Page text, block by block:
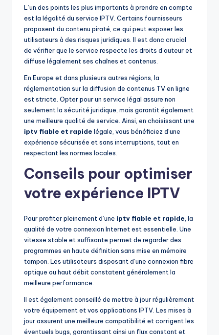
L’un des points les plus importants à prendre en compte
est la légalité du service IPTV. Certains fournisseurs
proposent du contenu piraté, ce qui peut exposer les
utilisateurs à des risques juridiques. Il est donc crucial
de vérifier que le service respecte les droits d’auteur et
diffuse légalement ses chaînes et contenus.
En Europe et dans plusieurs autres régions, la
réglementation sur la diffusion de contenus TV en ligne
est stricte. Opter pour un service légal assure non
seulement la sécurité juridique, mais garantit également
une meilleure qualité de service. Ainsi, en choisissant une
iptv fiable et rapide légale, vous bénéficiez d’une
expérience sécurisée et sans interruptions, tout en
respectant les normes locales.
Conseils pour optimiser
votre expérience IPTV
Pour profiter pleinement d’une iptv fiable et rapide , la
qualité de votre connexion Internet est essentielle. Une
vitesse stable et suffisante permet de regarder des
programmes en haute définition sans mise en mémoire
tampon. Les utilisateurs disposant d’une connexion fibre
optique ou haut débit constatent généralement la
meilleure performance.
Il est également conseillé de mettre à jour régulièrement
votre équipement et vos applications IPTV. Les mises à
jour assurent une meilleure compatibilité et corrigent les
éventuels bugs, garantissant ainsi un flux constant et